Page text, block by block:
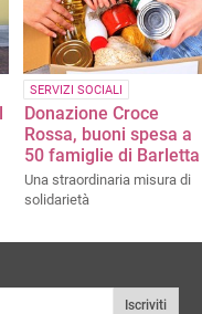
SERVIZI SOCIALI
Donazione Croce
Rossa, buoni spesa a
50 famiglie di Barletta
Una straordinaria misura di
solidarietà
Iscriviti